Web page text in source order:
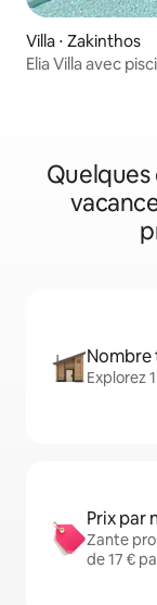
Villa ⋅ Zakinthos
Elia Villa avec
Quelques
Nombre
Explorez
Prix par
Zante
de 17 €